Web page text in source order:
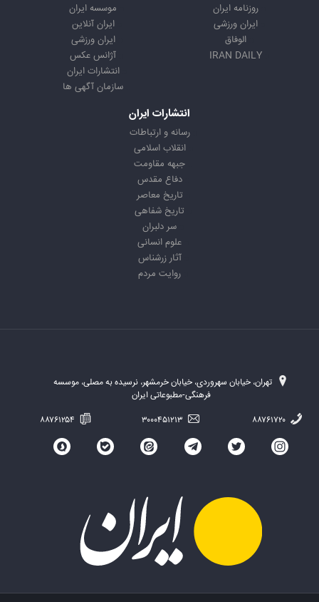
روزنامه ایران
ایران ورزشی
الوفاق
IRAN DAILY
موسسه ایران
ایران آنلاین
ایران ورزشی
آژانس عکس
انتشارات ایران
سازمان آگهی ها
انتشارات ایران
رسانه و ارتباطات
انقلاب اسلامی
جبهه مقاومت
دفاع مقدس
تاریخ معاصر
تاریخ شفاهی
سر دلبران
علوم انسانی
آثار زرشناس
روایت مردم
تهران، خیابان سهروردی، خیابان خرمشهر، نرسیده به مصلی، موسسه
فرهنگی-مطبوعاتی ایران